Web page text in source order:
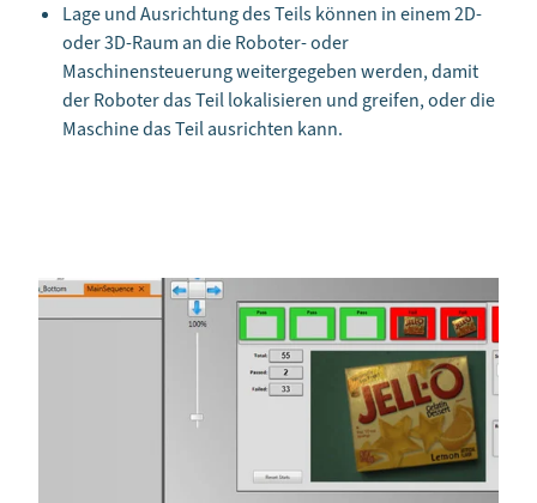
Lage und Ausrichtung des Teils können in einem 2D-
oder 3D-Raum an die Roboter- oder
Maschinensteuerung weitergegeben werden, damit
der Roboter das Teil lokalisieren und greifen, oder die
Maschine das Teil ausrichten kann.